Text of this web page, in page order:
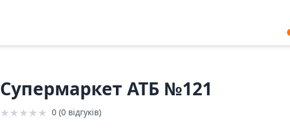
Супермаркет АТБ №121
★★★★★ 0 (0 відгуків)